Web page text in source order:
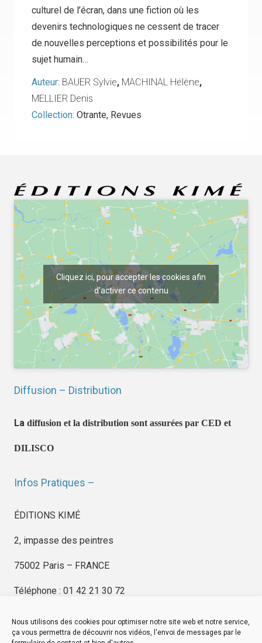
Nous utilisons des cookies pour optimiser notre site web et notre service,
ça vous permettra de découvrir nos vidéos, l'envoi de messages par le
culturel de l’écran, dans une fiction où les
devenirs technologiques ne cessent de tracer
de nouvelles perceptions et possibilités pour le
sujet humain…
Auteur: BAUER Sylvie, MACHINAL Hélène,
MELLIER Denis
Collection: Otrante, Revues
Cliquez ici, pour accepter les cookies afin
d'activer ce contenu
Diffusion – Distribution
La diffusion et la distribution sont assurées par CED et
DILISCO
Infos Pratiques –
ÉDITIONS KIMÉ
2, impasse des peintres
75002 Paris – FRANCE
Téléphone : 01 42 21 30 72